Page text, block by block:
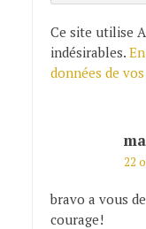
Ce site utilise
indésirables.
données de
22
bravo a vous
courage!